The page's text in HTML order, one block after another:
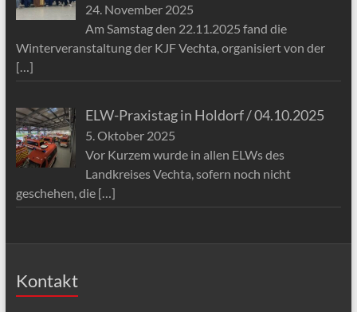
24. November 2025
Am Samstag den 22.11.2025 fand die
Winterveranstaltung der KJF Vechta, organisiert von der
[…]
ELW-Praxistag in Holdorf / 04.10.2025
5. Oktober 2025
Vor Kurzem wurde in allen ELWs des
Landkreises Vechta, sofern noch nicht
geschehen, die […]
Kontakt